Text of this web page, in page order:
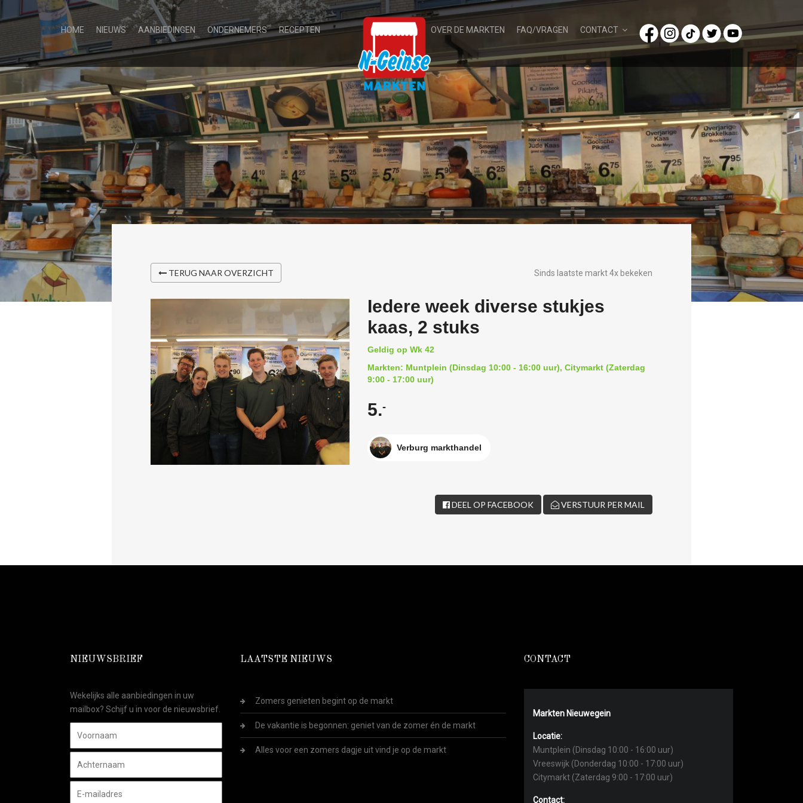
HOME NIEUWS AANBIEDINGEN ONDERNEMERS RECEPTEN OVER DE MARKTEN FAQ/VRAGEN CONTACT
TERUG NAAR OVERZICHT Sinds laatste markt 4x bekeken
Iedere week diverse stukjes
kaas, 2 stuks
Geldig op Wk 42
Markten: Muntplein (Dinsdag 10:00 - 16:00 uur), Citymarkt (Zaterdag
9:00 - 17:00 uur)
5.-
Verburg markthandel
DEEL OP FACEBOOK VERSTUUR PER MAIL
NIEUWSBRIEF
Wekelijks alle aanbiedingen in uw
mailbox? Schijf u in voor de nieuwsbrief.
LAATSTE NIEUWS
Zomers genieten begint op de markt
De vakantie is begonnen: geniet van de zomer én de markt
Alles voor een zomers dagje uit vind je op de markt
CONTACT
Markten Nieuwegein
Locatie:
Muntplein (Dinsdag 10:00 - 16:00 uur)
Vreeswijk (Donderdag 10:00 - 17:00 uur)
Citymarkt (Zaterdag 9:00 - 17:00 uur)
Contact: